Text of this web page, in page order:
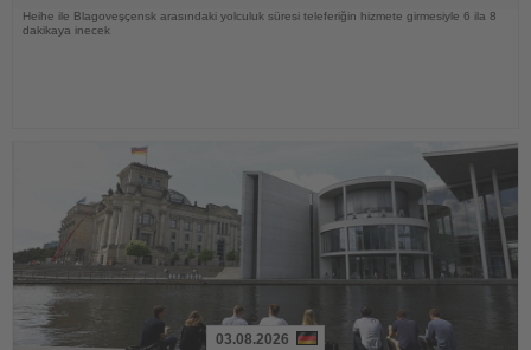
Heihe ile Blagoveşçensk arasındaki yolculuk süresi teleferiğin hizmete girmesiyle 6 ila 8
dakikaya inecek
03.08.2026